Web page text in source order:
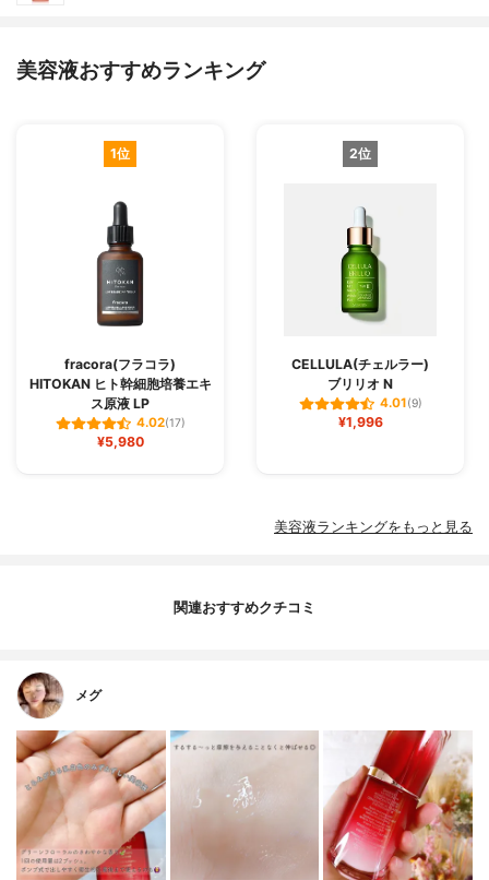
美容液おすすめランキング
1位
fracora(フラコラ)
HITOKAN ヒト幹細胞培養エキ
ス原液 LP
4.02(17)
¥5,980
2位
CELLULA(チェルラー)
ブリリオ N
4.01(9)
¥1,996
美容液ランキングをもっと見る
関連おすすめクチコミ
メグ